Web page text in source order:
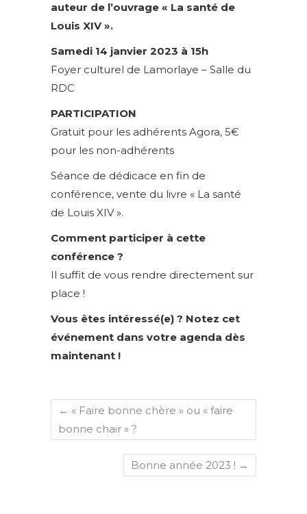
auteur de l’ouvrage « La santé de
Louis XIV ».
Samedi 14 janvier 2023 à 15h
Foyer culturel de Lamorlaye – Salle du
RDC
PARTICIPATION
Gratuit pour les adhérents Agora, 5€
pour les non-adhérents
Séance de dédicace en fin de
conférence, vente du livre « La santé
de Louis XIV ».
Comment participer à cette
conférence ?
Il suffit de vous rendre directement sur
place !
Vous êtes intéressé(e) ? Notez cet
événement dans votre agenda dès
maintenant !
← « Faire bonne chère » ou « faire
bonne chair » ?
Bonne année 2023 ! →